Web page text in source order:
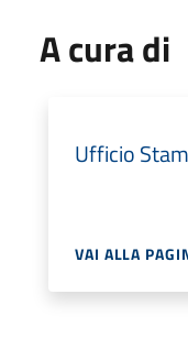
A cura di
Ufficio
VAI ALLA